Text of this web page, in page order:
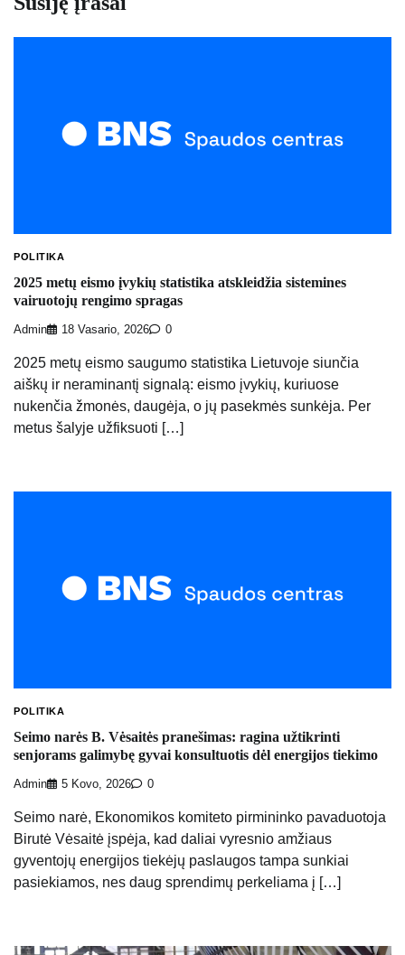
POLITIKA
2025 metų eismo įvykių statistika atskleidžia sistemines
vairuotojų rengimo spragas
Admin 18 Vasario, 2026 0
2025 metų eismo saugumo statistika Lietuvoje siunčia
aiškų ir neraminantį signalą: eismo įvykių, kuriuose
nukenčia žmonės, daugėja, o jų pasekmės sunkėja. Per
metus šalyje užfiksuoti […]
POLITIKA
Seimo narės B. Vėsaitės pranešimas: ragina užtikrinti
senjorams galimybę gyvai konsultuotis dėl energijos tiekimo
Admin 5 Kovo, 2026 0
Seimo narė, Ekonomikos komiteto pirmininko pavaduotoja
Birutė Vėsaitė įspėja, kad daliai vyresnio amžiaus
gyventojų energijos tiekėjų paslaugos tampa sunkiai
pasiekiamos, nes daug sprendimų perkeliama į […]